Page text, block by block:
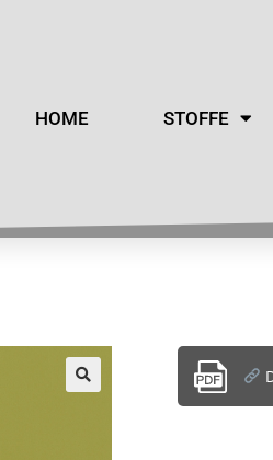
HOME STOFFE